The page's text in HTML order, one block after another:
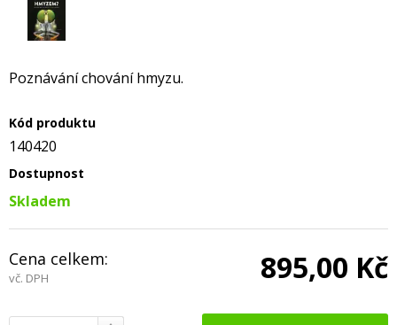
Poznávání chování hmyzu.
Kód produktu
140420
Dostupnost
Skladem
Cena celkem:
vč. DPH 895,00 Kč